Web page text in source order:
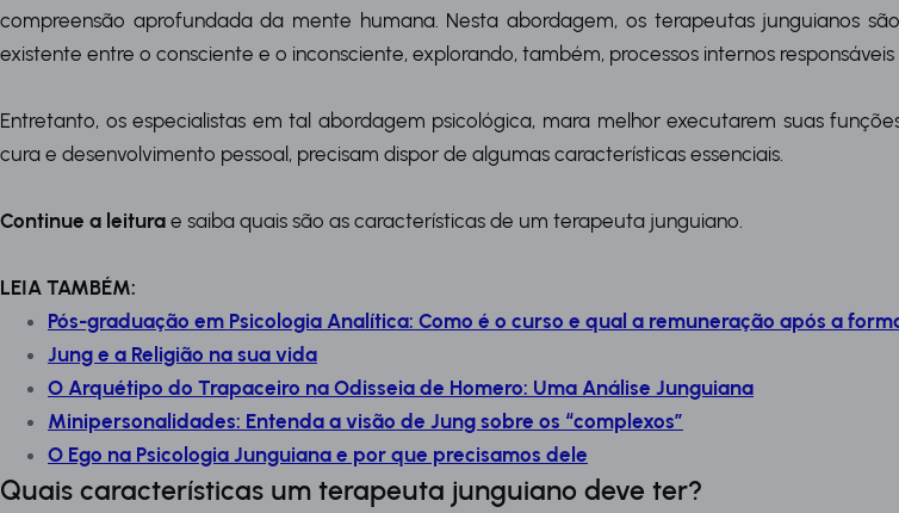
compreensão aprofundada da mente humana. Nesta abordagem, os terapeutas junguianos
existente entre o consciente e o inconsciente, explorando, também, processos internos
Entretanto, os especialistas em tal abordagem psicológica, mara melhor executarem suas
cura e desenvolvimento pessoal, precisam dispor de algumas características essenciais.
Continue a leitura e saiba quais são as características de um terapeuta junguiano.
LEIA TAMBÉM:
Pós-graduação em Psicologia Analítica: Como é o curso e qual a remuneração após a
Jung e a Religião na sua vida
O Arquétipo do Trapaceiro na Odisseia de Homero: Uma Análise Junguiana
Minipersonalidades: Entenda a visão de Jung sobre os “complexos”
O Ego na Psicologia Junguiana e por que precisamos dele
Quais características um terapeuta junguiano deve ter?